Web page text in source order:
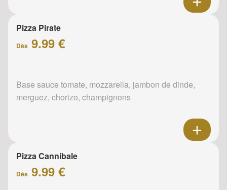
Pizza Pirate
Dès 9.99 €
Base sauce tomate, mozzarella, jambon de dinde,
merguez, chorizo, champignons
Pizza Cannibale
Dès 9.99 €